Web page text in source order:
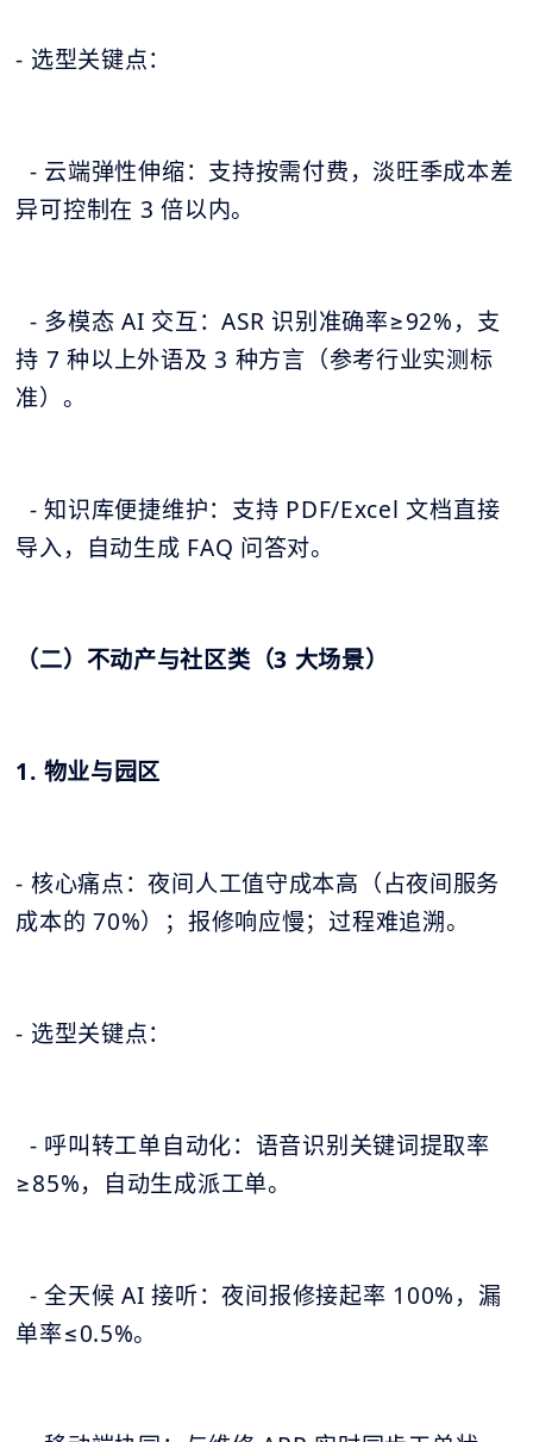
- 选型关键点：
- 云端弹性伸缩：支持按需付费，淡旺季成本差
异可控制在 3 倍以内。
- 多模态 AI 交互：ASR 识别准确率≥92%，支
持 7 种以上外语及 3 种方言（参考行业实测标
准）。
- 知识库便捷维护：支持 PDF/Excel 文档直接
导入，自动生成 FAQ 问答对。
（二）不动产与社区类（3 大场景）
1. 物业与园区
- 核心痛点：夜间人工值守成本高（占夜间服务
成本的 70%）；报修响应慢；过程难追溯。
- 选型关键点：
- 呼叫转工单自动化：语音识别关键词提取率
≥85%，自动生成派工单。
- 全天候 AI 接听：夜间报修接起率 100%，漏
单率≤0.5%。